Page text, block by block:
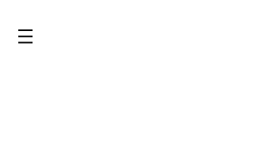
LAGERVERKAUF &